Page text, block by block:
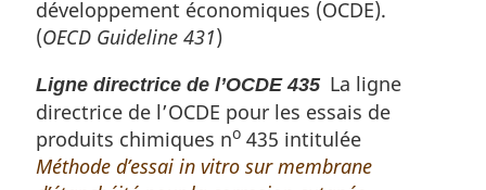
développement économiques (OCDE).
(OECD Guideline 431)
Ligne directrice de l’OCDE 435La ligne
directrice de l’OCDE pour les essais de
produits chimiques no 435 intitulée
Méthode d’essai in vitro sur membrane